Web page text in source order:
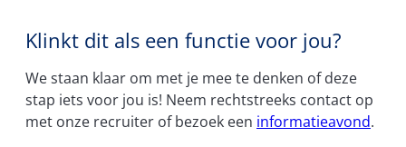
Klinkt dit als een functie voor jou?
We staan klaar om met je mee te denken of deze
stap iets voor jou is! Neem rechtstreeks contact op
met onze recruiter of bezoek een informatieavond.